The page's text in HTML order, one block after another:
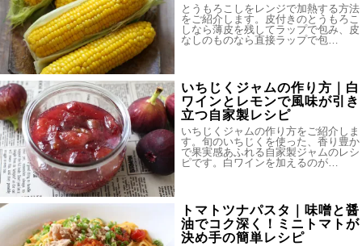
とうもろこしをレンジで加熱する方法
をご紹介します。皮付きのとうもろこ
しなら薄皮を残してラップで包み、皮
なしのものなら直接ラップで包…
いちじくジャムの作り方｜白
ワインとレモンで風味が引き
立つ自家製レシピ
いちじくジャムの作り方をご紹介しま
す。旬のいちじくを使った、香り豊か
で果実感あふれる自家製ジャムのレシ
ピです。白ワインを加えるのが…
トマトツナパスタ｜味噌と醤
油でコク深く！ミニトマトが
決め手の簡単レシピ